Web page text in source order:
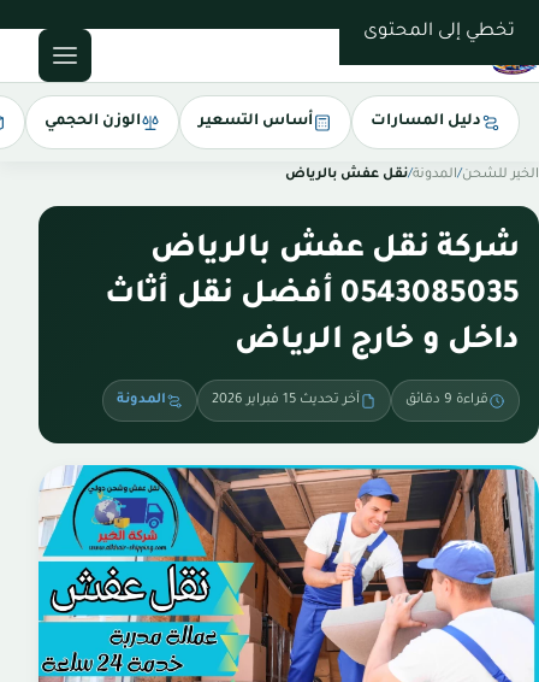
تخطي إلى المحتوى
دليل المسارات أساس التسعير الوزن الحجمي
الخير للشحن/المدونة/نقل عفش بالرياض
شركة نقل عفش بالرياض
0543085035 أفضل نقل أثاث
داخل و خارج الرياض
قراءة 9 دقائق آخر تحديث 15 فبراير 2026 المدونة